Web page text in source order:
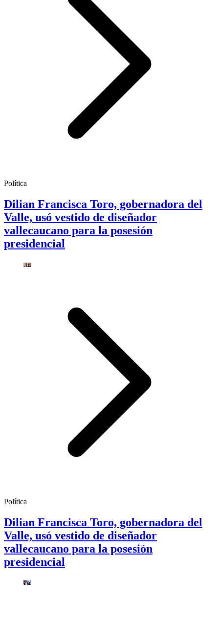
Política
Dilian Francisca Toro, gobernadora del
Valle, usó vestido de diseñador
vallecaucano para la posesión
presidencial
Política
Dilian Francisca Toro, gobernadora del
Valle, usó vestido de diseñador
vallecaucano para la posesión
presidencial